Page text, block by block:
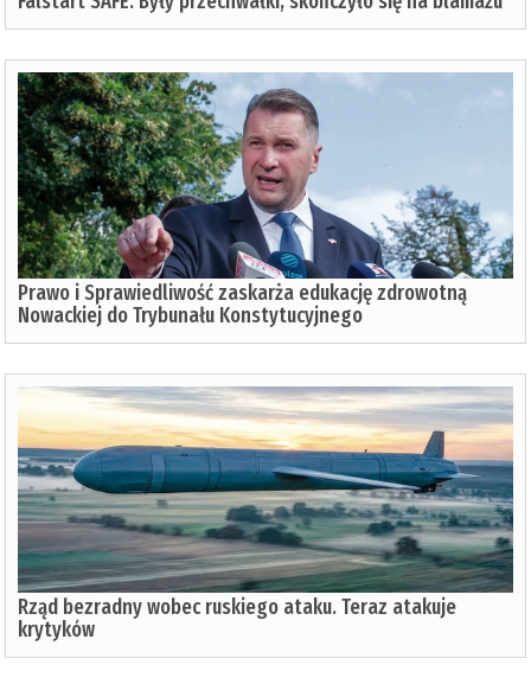
Prawo i Sprawiedliwość zaskarża edukację zdrowotną
Nowackiej do Trybunału Konstytucyjnego
Rząd bezradny wobec ruskiego ataku. Teraz atakuje
krytyków